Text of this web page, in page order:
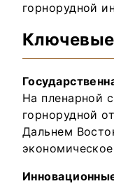
горнорудной
На пленарной
горнорудной
Дальнем